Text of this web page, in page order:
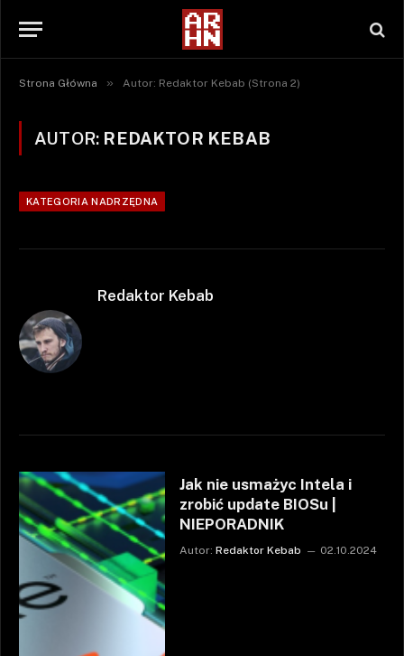
Strona Główna » Autor: Redaktor Kebab (Strona 2)
AUTOR: REDAKTOR KEBAB
KATEGORIA NADRZĘDNA
Redaktor Kebab
Jak nie usmażyc Intela i
zrobić update BIOSu |
NIEPORADNIK
Autor: Redaktor Kebab 02.10.2024